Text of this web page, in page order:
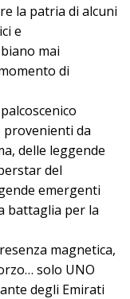
la patria di alcuni
e
mai
di
provenienti da
delle leggende
del
emergenti
battaglia per la
magnetica,
solo UNO
degli Emirati